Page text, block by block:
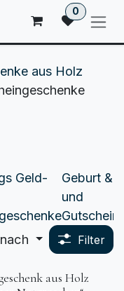
0
aus Holz
Geld-
Geburt &
und
Filter
aus Holz